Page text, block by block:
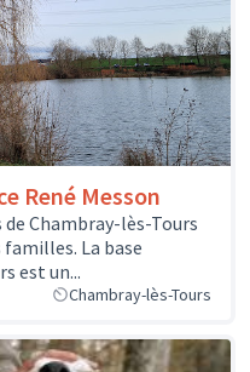
René Messon
Chambray-lès-Tours
La base
est un...
Chambray-lès-Tours